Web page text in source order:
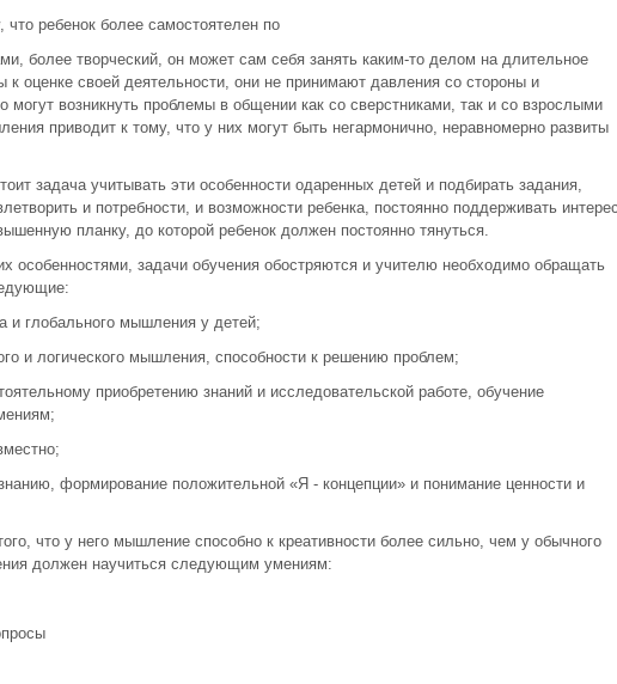
что ребенок более самостоятелен по
более творческий, он может сам себя занять каким-то делом на длительное
к оценке своей деятельности, они не принимают давления со стороны и
могут возникнуть проблемы в общении как со сверстниками, так и со взрослыми
приводит к тому, что у них могут быть негармонично, неравномерно развиты
задача учитывать эти особенности одаренных детей и подбирать задания,
и потребности, и возможности ребенка, постоянно поддерживать
планку, до которой ребенок должен постоянно тянуться.
особенностями, задачи обучения обостряются и учителю необходимо обращать
и глобального мышления у детей;
и логического мышления, способности к решению проблем;
приобретению знаний и исследовательской работе, обучение
формирование положительной «Я - концепции» и понимание ценности и
что у него мышление способно к креативности более сильно, чем у обычного
должен научиться следующим умениям: